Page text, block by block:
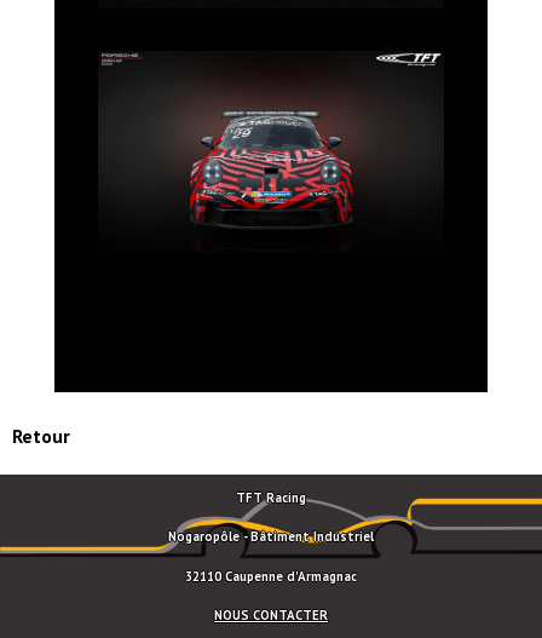
Retour
TFT Racing
Nogaropôle - Bâtiment Industriel
32110 Caupenne d'Armagnac
NOUS CONTACTER